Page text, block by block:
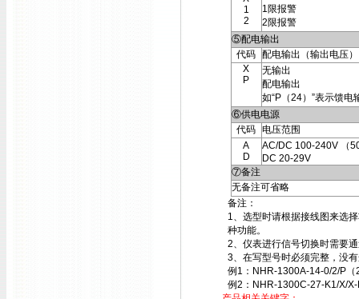
1
2
1限报警
2限报警
⑤配电输出
代码 配电输出（输出电压）
X
P
无输出
配电输出
如“P（24）”表示馈电
⑥供电电源
代码 电压范围
A
D
AC/DC 100-240V （
DC 20-29V
⑦备注
无备注可省略
备注：
1、选型时请根据接线图来选
种功能。
2、仪表进行信号切换时需要
3、在写型号时必须完整，没
例1：NHR-1300A-14-0/2/P（
例2：NHR-1300C-27-K1/X/